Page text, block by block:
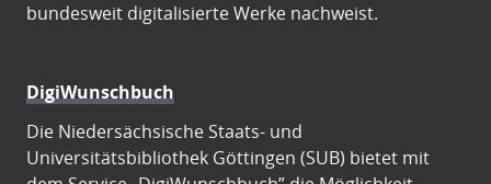
bundesweit digitalisierte Werke nachweist.
DigiWunschbuch
Die Niedersächsische Staats- und
Universitätsbibliothek Göttingen (SUB) bietet mit